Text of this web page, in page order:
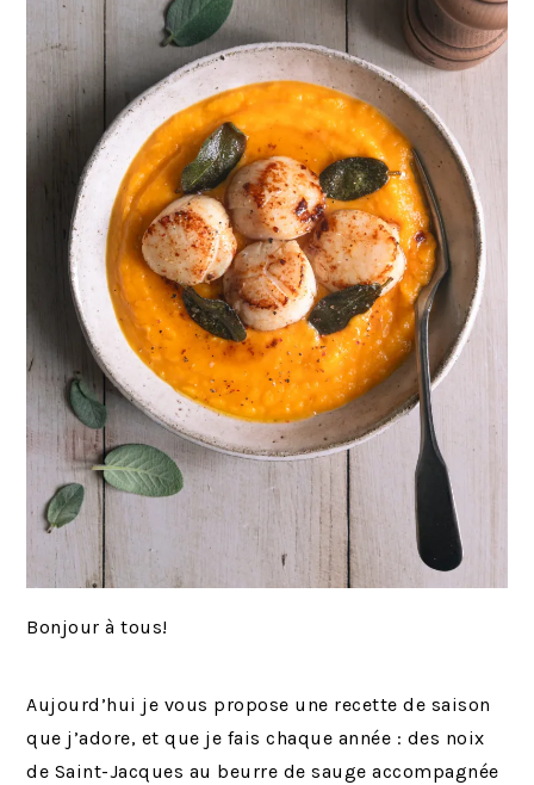
Bonjour à tous!
Aujourd’hui je vous propose une recette de saison
que j’adore, et que je fais chaque année : des noix
de Saint-Jacques au beurre de sauge accompagnée